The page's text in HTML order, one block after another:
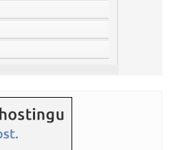
Kokovića!
spasavanja: Potopljene dve
tragedije: 141 migrant poginuo u